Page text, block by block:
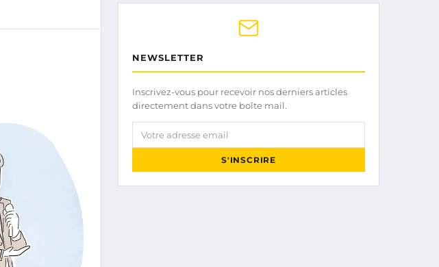
NEWSLETTER
Inscrivez-vous pour recevoir nos derniers articles
directement dans votre boîte mail.
Votre adresse email
S'INSCRIRE